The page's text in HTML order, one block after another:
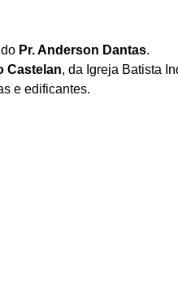
Pr. Anderson Dantas.
Castelan, da Igreja Batista
e edificantes.